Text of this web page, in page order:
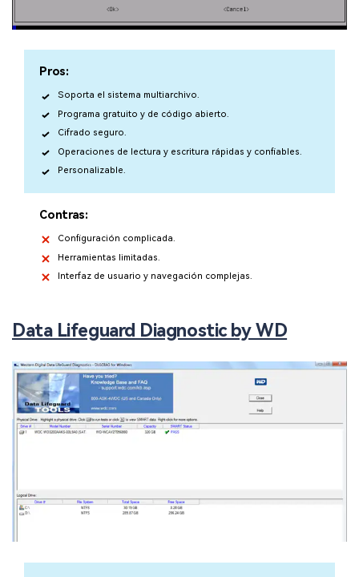
Pros:
Soporta el sistema multiarchivo.
Programa gratuito y de código abierto.
Cifrado seguro.
Operaciones de lectura y escritura rápidas y confiables.
Personalizable.
Contras:
Configuración complicada.
Herramientas limitadas.
Interfaz de usuario y navegación complejas.
Data Lifeguard Diagnostic by WD